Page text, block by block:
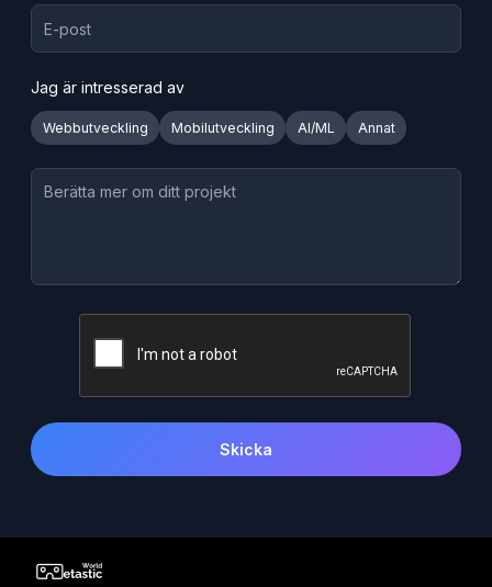
Jag är intresserad av
Webbutveckling Mobilutveckling AI/ML Annat
Skicka